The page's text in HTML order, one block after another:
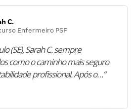
C.
Enfermeiro PSF
(SE), Sarah C. sempre
como o caminho mais seguro
profissional. Após o…”